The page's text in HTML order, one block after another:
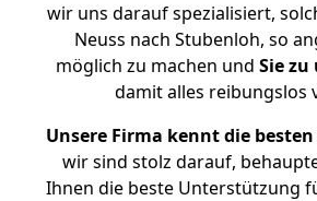
wir uns darauf spezialisiert,
Neuss nach Stubenloh, so
möglich zu machen und Sie
damit alles reibungslos
Unsere Firma kennt die
wir sind stolz darauf,
Ihnen die beste Unterstützung